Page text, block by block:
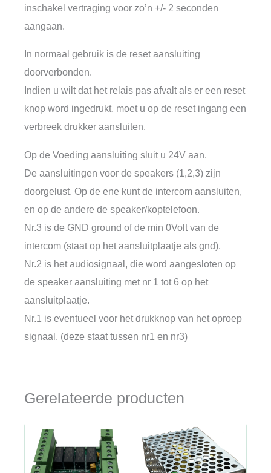
inschakel vertraging voor zo’n +/- 2 seconden
aangaan.
In normaal gebruik is de reset aansluiting
doorverbonden.
Indien u wilt dat het relais pas afvalt als er een reset
knop word ingedrukt, moet u op de reset ingang een
verbreek drukker aansluiten.
Op de Voeding aansluiting sluit u 24V aan.
De aansluitingen voor de speakers (1,2,3) zijn
doorgelust. Op de ene kunt de intercom aansluiten,
en op de andere de speaker/koptelefoon.
Nr.3 is de GND ground of de min 0Volt van de
intercom (staat op het aansluitplaatje als gnd).
Nr.2 is het audiosignaal, die word aangesloten op
de speaker aansluiting met nr 1 tot 6 op het
aansluitplaatje.
Nr.1 is eventueel voor het drukknop van het oproep
signaal. (deze staat tussen nr1 en nr3)
Gerelateerde producten